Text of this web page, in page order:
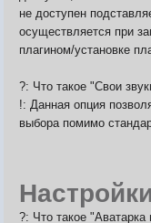
не доступен
осуществляется при
плагином/установке
?: Что такое "Свои
!: Данная опция
выбора помимо
?: Что такое "Аватарка